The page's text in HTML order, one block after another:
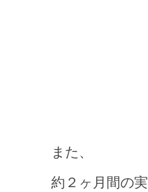
また、
約２ヶ月間の